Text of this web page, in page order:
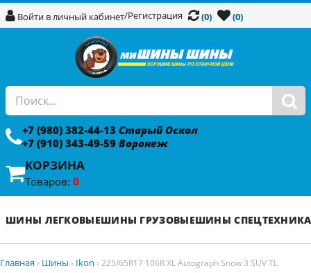
Войти в личный кабинет/Регистрация (0) (0)
+7 (980) 382-44-13 Старый Оскол
+7 (910) 343-49-59 Воронеж
КОРЗИНА
Товаров: 0
ШИНЫ ЛЕГКОВЫЕШИНЫ ГРУЗОВЫЕШИНЫ СПЕЦТЕХНИКА
Главная › Шины › Ikon › 225/65R17 106R XL Autograph Snow 3 SUV TL